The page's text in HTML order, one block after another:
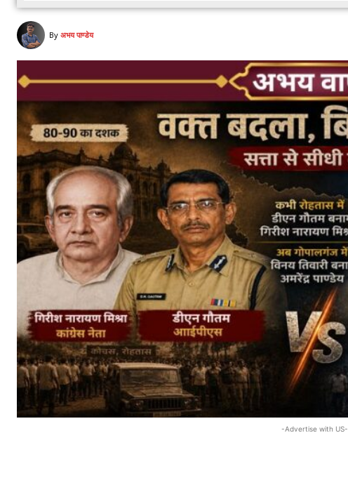
By अभय पाण्डेय
-Advertise with US-